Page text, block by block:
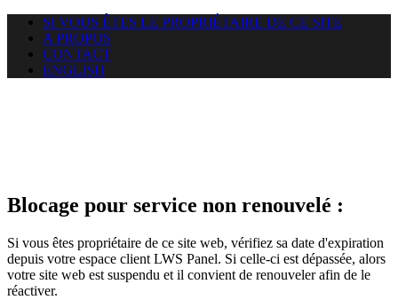
SI VOUS ÊTES LE PROPRIÉTAIRE DE CE SITE
A PROPOS
CONTACT
ENGLISH
Blocage pour service non renouvelé :
Si vous êtes propriétaire de ce site web, vérifiez sa date d'expiration
depuis votre espace client LWS Panel. Si celle-ci est dépassée, alors
votre site web est suspendu et il convient de renouveler afin de le
réactiver.